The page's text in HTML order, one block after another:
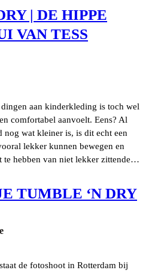
| DE HIPPE
VAN TESS
aan kinderkleding is toch wel
comfortabel aanvoelt. Eens? Al
nog wat kleiner is, is dit echt een
lekker kunnen bewegen en
te hebben van niet lekker zittende…
TUMBLE ‘N DRY
de fotoshoot in Rotterdam bij